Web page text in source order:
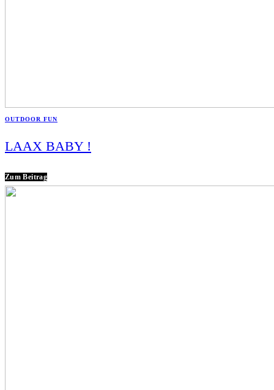
OUTDOOR FUN
LAAX BABY !
Zum Beitrag